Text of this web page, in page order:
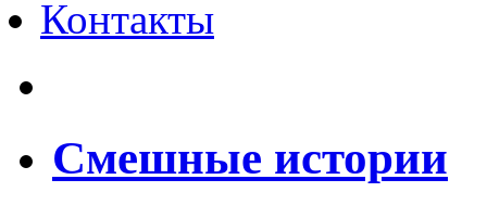
Контакты
Смешные истории